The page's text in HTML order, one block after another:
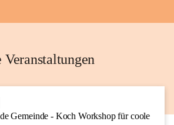
AUG
Gemeinde - Koch Workshop für coole